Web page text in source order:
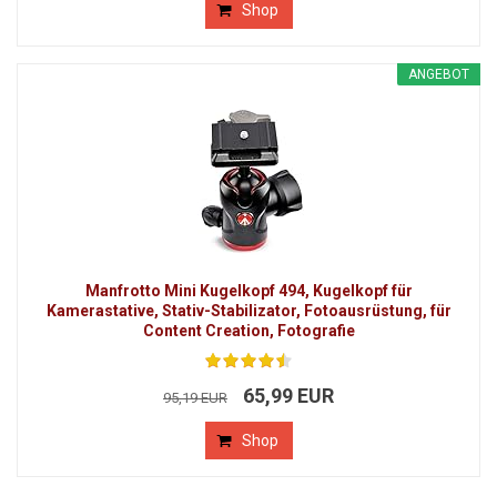
Shop
ANGEBOT
Manfrotto Mini Kugelkopf 494, Kugelkopf für
Kamerastative, Stativ-Stabilizator, Fotoausrüstung, für
Content Creation, Fotografie
95,19 EUR 65,99 EUR
Shop